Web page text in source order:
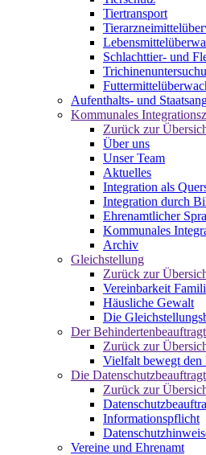
Tiertransport
Schlachttier- und
Aufenthalts- und
Kommunales
Zurück zur
Über uns
Unser Team
Aktuelles
Integration als
Integration durch
Ehrenamtlicher
Kommunales
Archiv
Gleichstellung
Zurück zur
Vereinbarkeit
Häusliche Gewalt
Die
Der
Zurück zur
Vielfalt bewegt den
Die
Zurück zur
Informationspflicht
Vereine und Ehrenamt